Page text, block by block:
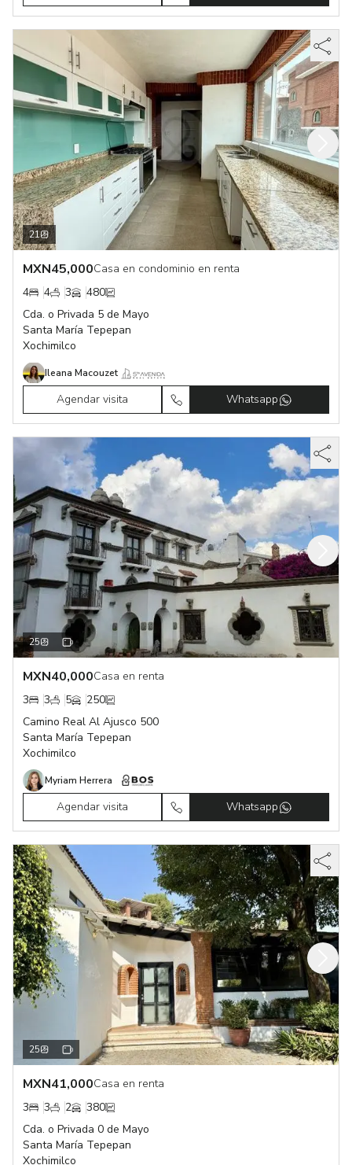
21
MXN45,000Casa en condominio en renta
4
4 3
480
Cda. o Privada 5 de Mayo
Santa María Tepepan
Xochimilco
Ileana Macouzet
Agendar visita Whatsapp
25
MXN40,000Casa en renta
3
3 5
250
Camino Real Al Ajusco 500
Santa María Tepepan
Xochimilco
Myriam Herrera
Agendar visita Whatsapp
25
MXN41,000Casa en renta
3
3 2
380
Cda. o Privada 0 de Mayo
Santa María Tepepan
Xochimilco